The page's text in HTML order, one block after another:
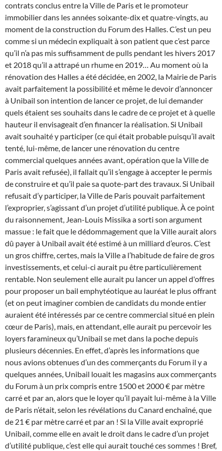
contrats conclus entre la Ville de Paris et le promoteur
immobilier dans les années soixante-dix et quatre-vingts, au
moment de la construction du Forum des Halles. C’est un peu
comme si un médecin expliquait à son patient que c’est parce
qu’il n’a pas mis suffisamment de pulls pendant les hivers 2017
et 2018 qu’il a attrapé un rhume en 2019… Au moment où la
rénovation des Halles a été décidée, en 2002, la Mairie de Paris
avait parfaitement la possibilité et même le devoir d’annoncer
à Unibail son intention de lancer ce projet, de lui demander
quels étaient ses souhaits dans le cadre de ce projet et à quelle
hauteur il envisageait d’en financer la réalisation. Si Unibail
avait souhaité y participer (ce qui était probable puisqu’il avait
tenté, lui-même, de lancer une rénovation du centre
commercial quelques années avant, opération que la Ville de
Paris avait refusée), il fallait qu’il s’engage à accepter le permis
de construire et qu’il paie sa quote-part des travaux. Si Unibail
refusait d’y participer, la Ville de Paris pouvait parfaitement
l’exproprier, s’agissant d’un projet d’utilité publique. À ce point
du raisonnement, Jean-Louis Missika a sorti son argument
massue : le fait que le dédommagement que la Ville aurait alors
dû payer à Unibail avait été estimé à un milliard d’euros. C’est
un gros chiffre, certes, mais la Ville a l’habitude de faire de gros
investissements, et celui-ci aurait pu être particulièrement
rentable. Non seulement elle aurait pu lancer un appel d'offres
pour proposer un bail emphytéotique au lauréat le plus offrant
(et on peut imaginer combien de candidats du monde entier
auraient été intéressés par ce centre commercial situé en plein
cœur de Paris), mais, en attendant, elle aurait pu percevoir les
loyers faramineux qu’Unibail se met dans la poche depuis
plusieurs décennies. En effet, d’après les informations que
nous avions obtenues d’un des commerçants du Forum il y a
quelques années, Unibail louait les magasins aux commerçants
du Forum à un prix compris entre 1500 et 2000 € par mètre
carré et par an, alors que le loyer qu’il payait lui-même à la Ville
de Paris n’était, selon les révélations du Canard enchaîné, que
de 21 € par mètre carré et par an ! Si la Ville avait exproprié
Unibail, comme elle en avait le droit dans le cadre d’un projet
d’utilité publique, c’est elle qui aurait touché ces sommes ! Bref,